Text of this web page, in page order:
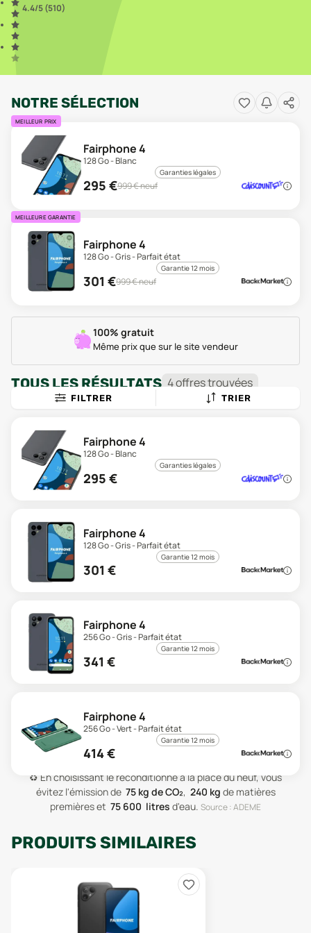
4.4/5 (510)
NOTRE SÉLECTION
MEILLEUR PRIX
Fairphone 4
128 Go - Blanc
Garanties légales
295 €999€ neuf
MEILLEURE GARANTIE
Fairphone 4
128 Go - Gris - Parfait état
Garantie 12 mois
301 €999€ neuf
100% gratuit
Même prix que sur le site vendeur
TOUS LES RÉSULTATS 4offrestrouvées
FILTRER TRIER
Fairphone 4
128 Go - Blanc
Garanties légales
295 €
Fairphone 4
128 Go - Gris - Parfait état
Garantie 12 mois
301 €
Fairphone 4
256 Go - Gris - Parfait état
Garantie 12 mois
341 €
Fairphone 4
256 Go - Vert - Parfait état
Garantie 12 mois
414€
♻️ En choisissant le reconditionné à la place du neuf, vous
évitez l'émission de 75 kg de CO₂, 240 kg de matières
premièreset 75 600 litres d'eau. Source : ADEME
PRODUITS SIMILAIRES